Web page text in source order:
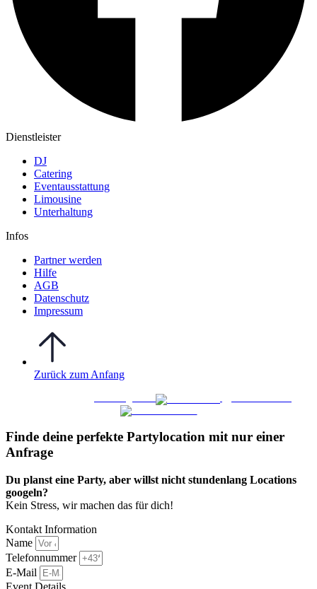
Dienstleister
DJ
Catering
Eventausstattung
Limousine
Unterhaltung
Infos
Partner werden
Hilfe
AGB
Datenschutz
Impressum
Zurück zum Anfang
Finde deine perfekte Partylocation mit nur einer
Anfrage​
Du planst eine Party, aber willst nicht stundenlang Locations
googeln?
Kein Stress, wir machen das für dich!
Kontakt Information
Name
Telefonnummer
E-Mail
Event Details